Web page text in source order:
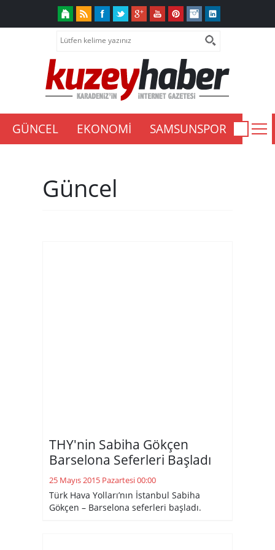
GÜNCEL EKONOMİ SAMSUNSPOR
Güncel
THY'nin Sabiha Gökçen
Barselona Seferleri Başladı
25 Mayıs 2015 Pazartesi 00:00
Türk Hava Yolları’nın İstanbul Sabiha
Gökçen – Barselona seferleri başladı.